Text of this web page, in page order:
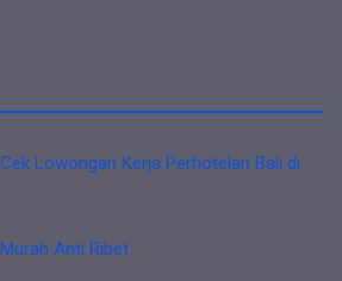
Lowongan Kerja Perhotelan Bali di
Anti Ribet